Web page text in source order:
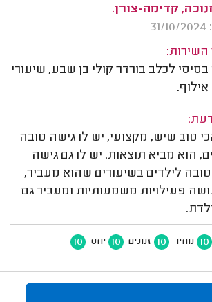
קדימה-צורן.
השירות:
בסיסי לכלב בורדר קולי בן שבע, שיעורי
אילוף.
טוב שיש, מקצועי, יש לו גישה טובה
הוא מביא תוצאות. יש לו גם גישה
לילדים בשיעורים שהוא מעביר,
פעילויות משמעותיות ומעביר גם
10 מחיר 10 זמנים 10 יחס 10